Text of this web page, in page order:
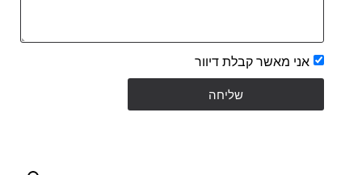
אני מאשר קבלת דיוור
שליחה